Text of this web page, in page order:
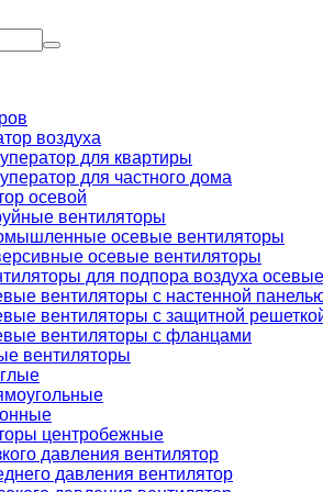
воздуха
для квартиры
для частного дома
осевой
вентиляторы
осевые вентиляторы
осевые вентиляторы
для подпора воздуха осевые
вентиляторы с настенной
вентиляторы с защитной
вентиляторы с фланцами
вентиляторы
центробежные
давления вентилятор
давления вентилятор